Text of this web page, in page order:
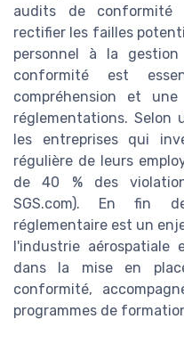
audits de conformité
rectifier les failles
personnel à la
conformité est
compréhension et
réglementations. Selon
les entreprises qui
régulière de leurs
de 40 % des
SGS.com). En fin
réglementaire est un
l'industrie
dans la mise en
conformité,
programmes de